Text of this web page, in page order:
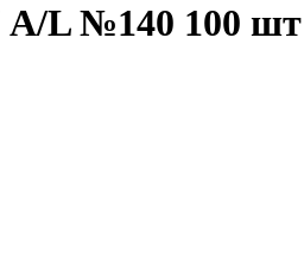
L №140 100